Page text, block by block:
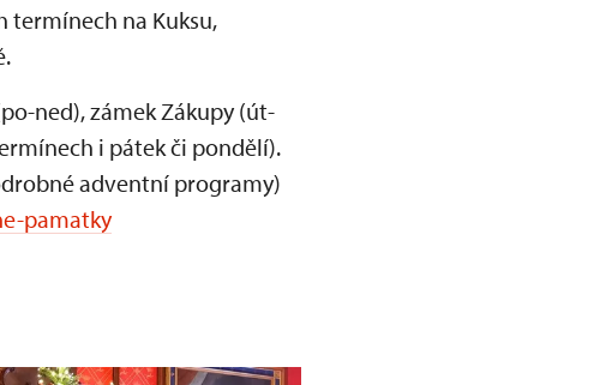
termínech na Kuksu,
ned), zámek Zákupy (út-
i pátek či pondělí).
adventní programy)
pamatky